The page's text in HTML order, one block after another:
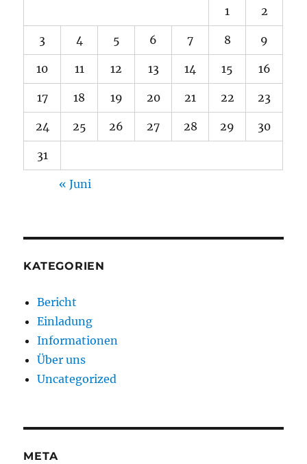
1 2
3 4 5 6 7 8 9
10 11 12 13 14 15 16
17 18 19 20 21 22 23
24 25 26 27 28 29 30
31
« Juni
KATEGORIEN
Bericht
Einladung
Informationen
Über uns
Uncategorized
META